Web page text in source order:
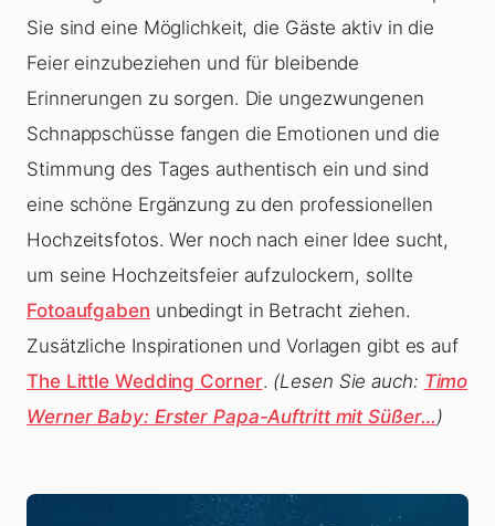
Sie sind eine Möglichkeit, die Gäste aktiv in die
Feier einzubeziehen und für bleibende
Erinnerungen zu sorgen. Die ungezwungenen
Schnappschüsse fangen die Emotionen und die
Stimmung des Tages authentisch ein und sind
eine schöne Ergänzung zu den professionellen
Hochzeitsfotos. Wer noch nach einer Idee sucht,
um seine Hochzeitsfeier aufzulockern, sollte
Fotoaufgaben unbedingt in Betracht ziehen.
Zusätzliche Inspirationen und Vorlagen gibt es auf
The Little Wedding Corner. (Lesen Sie auch: Timo
Werner Baby: Erster Papa-Auftritt mit Süßer… )